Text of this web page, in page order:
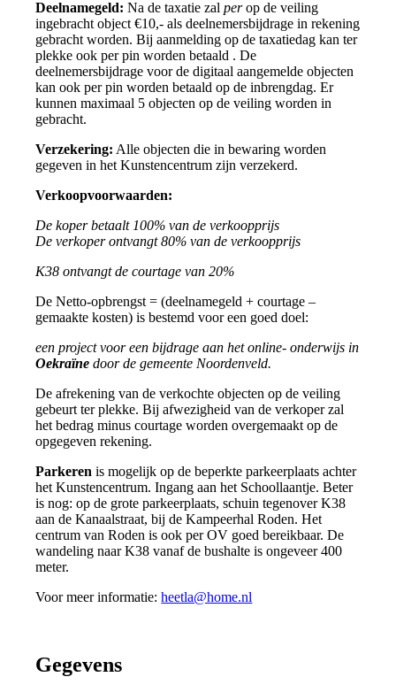
Deelnamegeld: Na de taxatie zalperop de veiling
ingebracht object €10,- als deelnemersbijdrage in rekening
gebracht worden. Bij aanmelding op de taxatiedag kan ter
plekke ook per pin worden betaald . De
deelnemersbijdrage voor de digitaal aangemelde objecten
kan ook per pin worden betaald op de inbrengdag. Er
kunnen maximaal 5 objecten op de veiling worden in
gebracht.
Verzekering: Alle objecten die in bewaring worden
gegeven in het Kunstencentrum zijn verzekerd.
Verkoopvoorwaarden:
De koper betaalt 100% van de verkoopprijs
De verkoper ontvangt 80% van de verkoopprijs
K38 ontvangt de courtage van 20%
De Netto-opbrengst = (deelnamegeld + courtage –
gemaakte kosten) is bestemd voor een goed doel:
een project voor een bijdrage aan het online- onderwijs in
Oekraïne door de gemeente Noordenveld.
De afrekening van de verkochte objecten op de veiling
gebeurt ter plekke. Bij afwezigheid van de verkoper zal
het bedrag minus courtage worden overgemaakt op de
opgegeven rekening.
Parkeren is mogelijk op de beperkte parkeerplaats achter
het Kunstencentrum. Ingang aan het Schoollaantje. Beter
is nog: op de grote parkeerplaats, schuin tegenover K38
aan de Kanaalstraat, bij de Kampeerhal Roden. Het
centrum van Roden is ook per OV goed bereikbaar. De
wandeling naar K38 vanaf de bushalte is ongeveer 400
meter.
Voor meer informatie:heetla@home.nl
Gegevens